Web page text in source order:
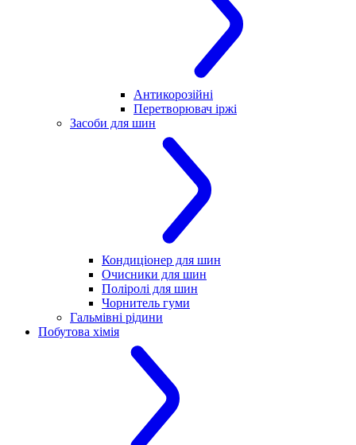
Антикорозійні
Перетворювач іржі
Засоби для шин
Кондиціонер для шин
Очисники для шин
Поліролі для шин
Чорнитель гуми
Гальмівні рідини
Побутова хімія